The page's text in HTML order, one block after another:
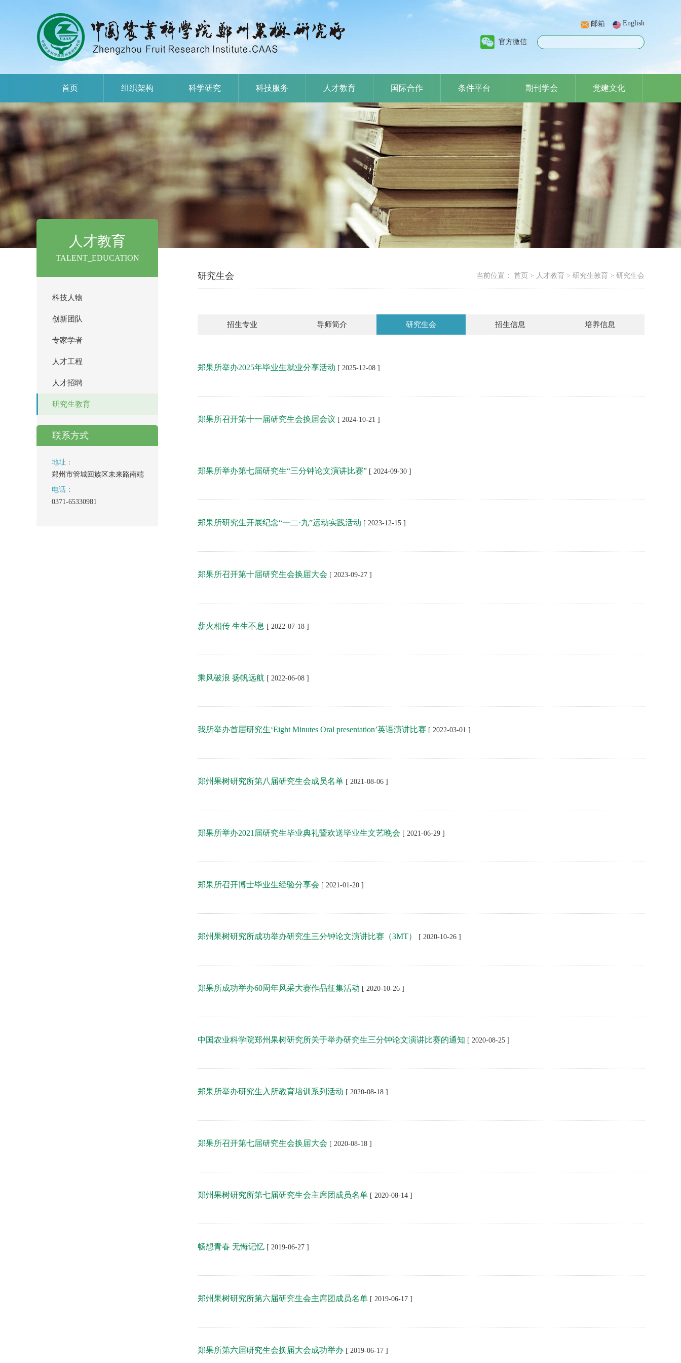
English
邮箱
官方微信
首页 组织架构 科学研究 科技服务 人才教育 国际合作 条件平台 期刊学会 党建文化
人才教育
TALENT_EDUCATION
科技人物
创新团队
专家学者
人才工程
人才招聘
研究生教育
联系方式
地址：
郑州市管城回族区未来路南端
电话：
0371-65330981
研究生会 当前位置： 首页 > 人才教育 > 研究生教育 > 研究生会
招生专业 导师简介 研究生会 招生信息 培养信息
郑果所举办2025年毕业生就业分享活动 [ 2025-12-08 ]
郑果所召开第十一届研究生会换届会议 [ 2024-10-21 ]
郑果所举办第七届研究生“三分钟论文演讲比赛” [ 2024-09-30 ]
郑果所研究生开展纪念“一二·九”运动实践活动 [ 2023-12-15 ]
郑果所召开第十届研究生会换届大会 [ 2023-09-27 ]
薪火相传 生生不息 [ 2022-07-18 ]
乘风破浪 扬帆远航 [ 2022-06-08 ]
我所举办首届研究生‘Eight Minutes Oral presentation’英语演讲比赛 [ 2022-03-01 ]
郑州果树研究所第八届研究生会成员名单 [ 2021-08-06 ]
郑果所举办2021届研究生毕业典礼暨欢送毕业生文艺晚会 [ 2021-06-29 ]
郑果所召开博士毕业生经验分享会 [ 2021-01-20 ]
郑州果树研究所成功举办研究生三分钟论文演讲比赛（3MT） [ 2020-10-26 ]
郑果所成功举办60周年风采大赛作品征集活动 [ 2020-10-26 ]
中国农业科学院郑州果树研究所关于举办研究生三分钟论文演讲比赛的通知 [ 2020-08-25 ]
郑果所举办研究生入所教育培训系列活动 [ 2020-08-18 ]
郑果所召开第七届研究生会换届大会 [ 2020-08-18 ]
郑州果树研究所第七届研究生会主席团成员名单 [ 2020-08-14 ]
畅想青春 无悔记忆 [ 2019-06-27 ]
郑州果树研究所第六届研究生会主席团成员名单 [ 2019-06-17 ]
郑果所第六届研究生会换届大会成功举办 [ 2019-06-17 ]